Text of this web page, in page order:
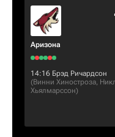
Аризона
14:16 Брэд Ричардсон
(Винни Хиностроза,
Хьялмарссон)